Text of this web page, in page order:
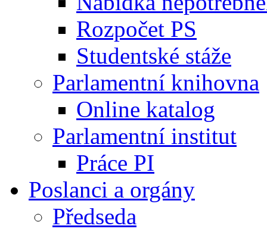
Rozpočet PS
Studentské stáže
Parlamentní knihovna
Online katalog
Parlamentní institut
Práce PI
Poslanci a orgány
Předseda